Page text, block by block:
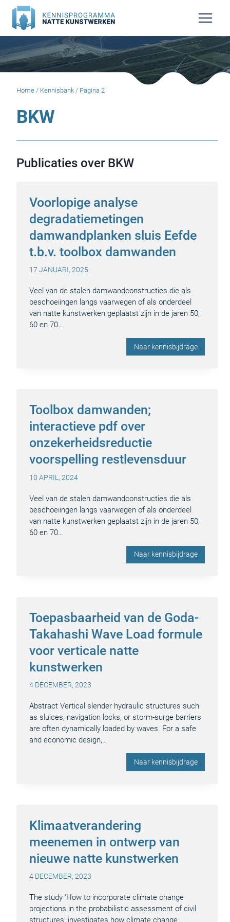
Doorgaan
naar
inhoud
Home / Kennisbank / Pagina 2
BKW
Publicaties over BKW
Voorlopige analyse
degradatiemetingen
damwandplanken sluis Eefde
t.b.v. toolbox damwanden
17 JANUARI, 2025
Veel van de stalen damwandconstructies die als
beschoeiingen langs vaarwegen of als onderdeel
van natte kunstwerken geplaatst zijn in de jaren 50,
60 en 70…
Naar kennisbijdrage
Toolbox damwanden;
interactieve pdf over
onzekerheidsreductie
voorspelling restlevensduur
10 APRIL, 2024
Veel van de stalen damwandconstructies die als
beschoeiingen langs vaarwegen of als onderdeel
van natte kunstwerken geplaatst zijn in de jaren 50,
60 en 70…
Naar kennisbijdrage
Toepasbaarheid van de Goda-
Takahashi Wave Load formule
voor verticale natte
kunstwerken
4 DECEMBER, 2023
Abstract Vertical slender hydraulic structures such
as sluices, navigation locks, or storm-surge barriers
are often dynamically loaded by waves. For a safe
and economic design,…
Naar kennisbijdrage
Klimaatverandering
meenemen in ontwerp van
nieuwe natte kunstwerken
4 DECEMBER, 2023
The study ‘How to incorporate climate change
projections in the probabilistic assessment of civil
structures’ investigates how climate change